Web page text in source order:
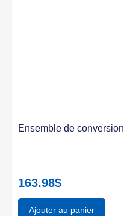
Ensemble de
163.98$
Ajouter au panier